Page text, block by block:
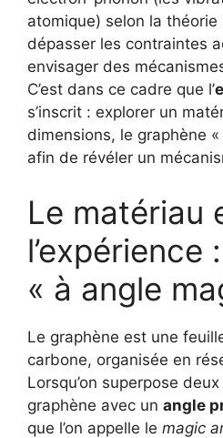
atomique) selon la théorie
dépasser les contraintes
envisager des
C’est dans ce cadre que l’
s’inscrit : explorer un
dimensions, le graphène
afin de révéler un
Le matériau
l’expérience
« à angle
Le graphène est une
carbone, organisée en
Lorsqu’on superpose
graphène avec un angle
que l’on appelle le magic